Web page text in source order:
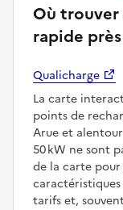
Où trouver
rapide
Qualicharge
La carte
points de
Arue et
50 kW ne sont
de la carte pour
tarifs et,